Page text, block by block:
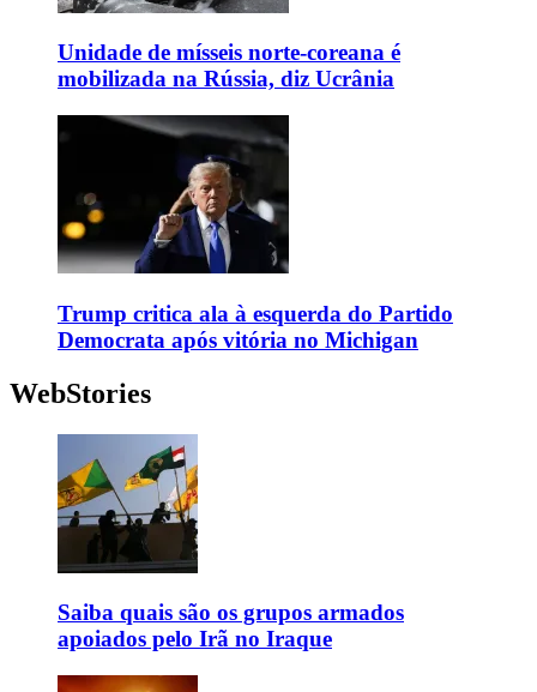
Unidade de mísseis norte-coreana é
mobilizada na Rússia, diz Ucrânia
Trump critica ala à esquerda do Partido
Democrata após vitória no Michigan
WebStories
Saiba quais são os grupos armados
apoiados pelo Irã no Iraque